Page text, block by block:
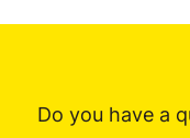
Do you have a